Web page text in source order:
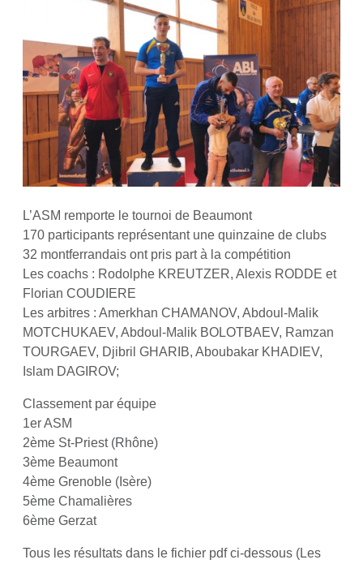
L’ASM remporte le tournoi de Beaumont
170 participants représentant une quinzaine de clubs
32 montferrandais ont pris part à la compétition
Les coachs : Rodolphe KREUTZER, Alexis RODDE et
Florian COUDIERE
Les arbitres : Amerkhan CHAMANOV, Abdoul-Malik
MOTCHUKAEV, Abdoul-Malik BOLOTBAEV, Ramzan
TOURGAEV, Djibril GHARIB, Aboubakar KHADIEV,
Islam DAGIROV;
Classement par équipe
1er ASM
2ème St-Priest (Rhône)
3ème Beaumont
4ème Grenoble (Isère)
5ème Chamalières
6ème Gerzat
Tous les résultats dans le fichier pdf ci-dessous (Les